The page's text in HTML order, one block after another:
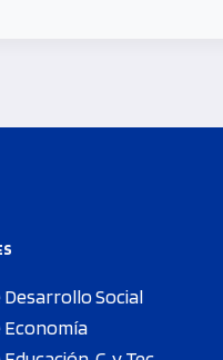
Social
Economía